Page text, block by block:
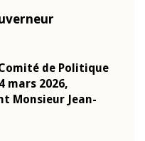
de Politique
mars 2026,
Monsieur Jean-